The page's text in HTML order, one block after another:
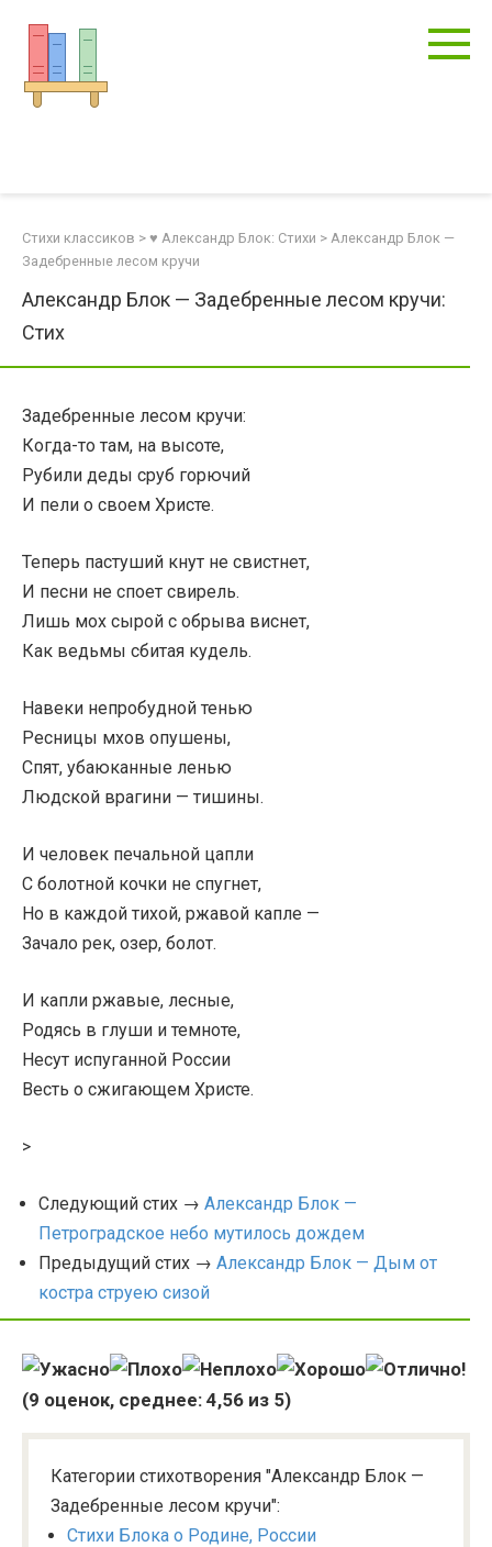
контенту
Стихи классиков > ♥ Александр Блок: Стихи > Александр Блок —
Задебренные лесом кручи
Александр Блок — Задебренные лесом кручи:
Стих
Задебренные лесом кручи:
Когда-то там, на высоте,
Рубили деды сруб горючий
И пели о своем Христе.
Теперь пастуший кнут не свистнет,
И песни не споет свирель.
Лишь мох сырой с обрыва виснет,
Как ведьмы сбитая кудель.
Навеки непробудной тенью
Ресницы мхов опушены,
Спят, убаюканные ленью
Людской врагини — тишины.
И человек печальной цапли
С болотной кочки не спугнет,
Но в каждой тихой, ржавой капле —
Зачало рек, озер, болот.
И капли ржавые, лесные,
Родясь в глуши и темноте,
Несут испуганной России
Весть о сжигающем Христе.
>
Следующий стих → Александр Блок —
Петроградское небо мутилось дождем
Предыдущий стих → Александр Блок — Дым от
костра струею сизой
(9 оценок, среднее: 4,56 из 5)
Категории стихотворения "Александр Блок —
Задебренные лесом кручи":
Стихи Блока о Родине, России